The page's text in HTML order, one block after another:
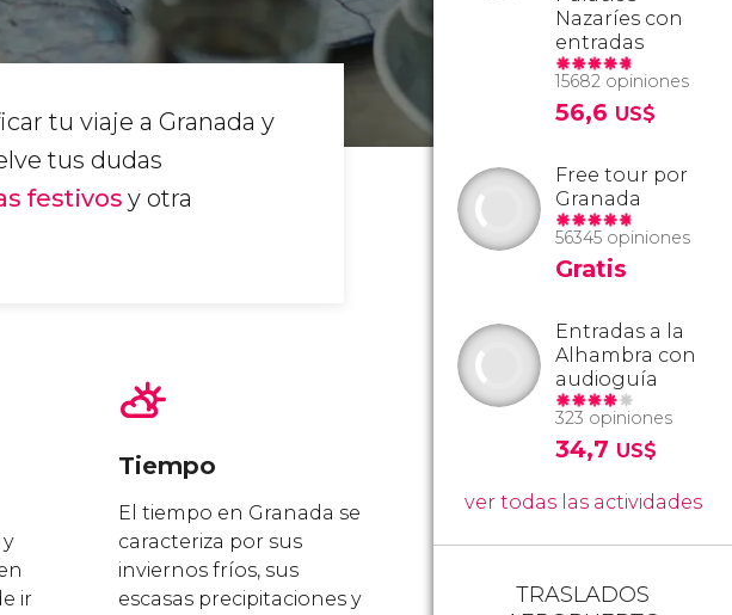
tu viaje a Granada y
tus dudas
festivos y otra
ir
Tiempo
El tiempo en Granada se
caracteriza por sus
inviernos fríos, sus
escasas precipitaciones y
Nazaríes con
entradas
15682 opiniones
56,6 US$
Free tour por
Granada
56345 opiniones
Gratis
Entradas a la
Alhambra con
audioguía
323 opiniones
34,7 US$
ver todas las actividades
TRASLADOS